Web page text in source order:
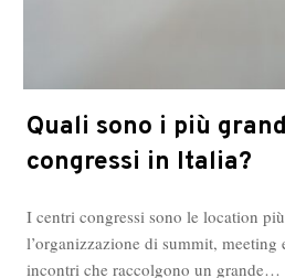
Quali sono i più
congressi in Italia?
I centri congressi sono le location
l’organizzazione di summit,
incontri che raccolgono un grande…